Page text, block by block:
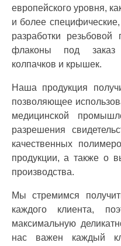
европейского уровня,
и более
разработки
флаконы под заказ
колпачков и крышек.
Наша продукция
позволяющее
медицинской
разрешения
качественных
продукции, а также о
производства.
Мы стремимся
каждого клиента,
максимальную
нас важен каждый